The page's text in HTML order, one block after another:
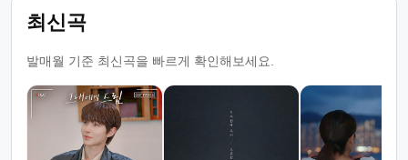
최신곡
발매월 기준 최신곡을 빠르게 확인해보세요.